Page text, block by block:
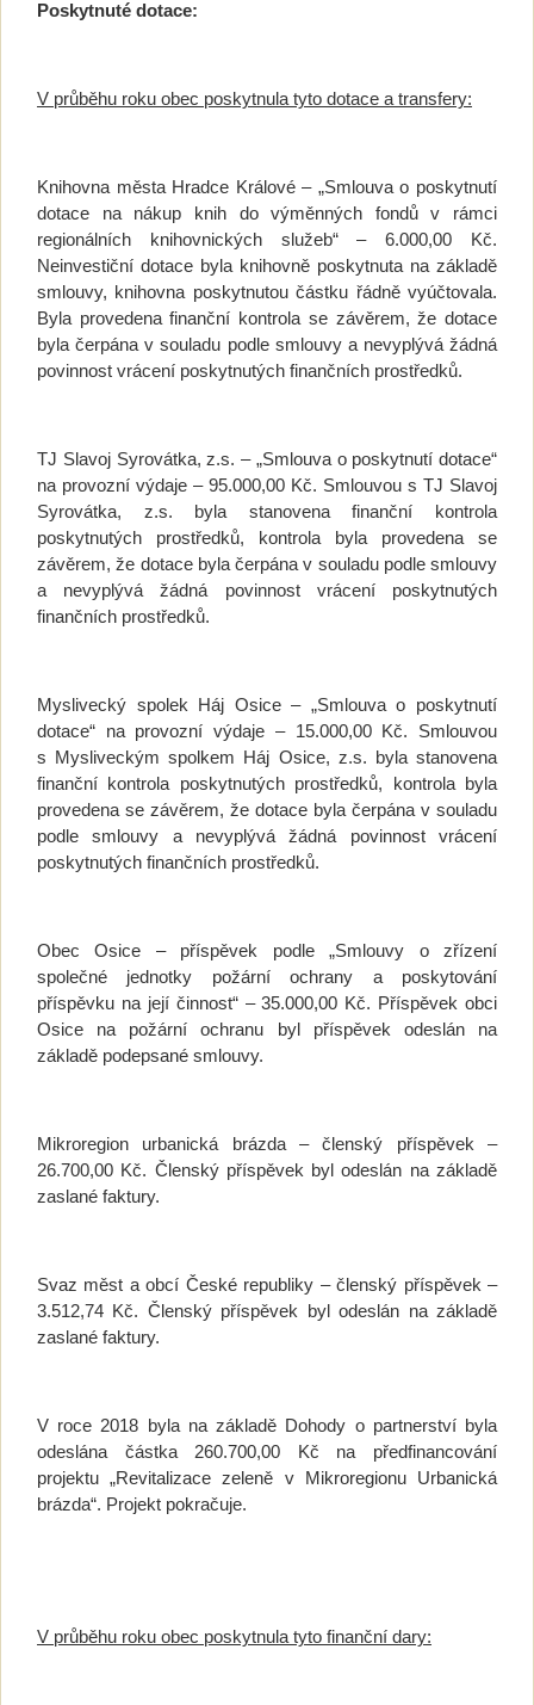
Poskytnuté dotace:
V průběhu roku obec poskytnula tyto dotace a transfery:
Knihovna města Hradce Králové – „Smlouva o poskytnutí
dotace na nákup knih do výměnných fondů v rámci
regionálních knihovnických služeb“ – 6.000,00 Kč.
Neinvestiční dotace byla knihovně poskytnuta na základě
smlouvy, knihovna poskytnutou částku řádně vyúčtovala.
Byla provedena finanční kontrola se závěrem, že dotace
byla čerpána v souladu podle smlouvy a nevyplývá žádná
povinnost vrácení poskytnutých finančních prostředků.
TJ Slavoj Syrovátka, z.s. – „Smlouva o poskytnutí dotace“
na provozní výdaje – 95.000,00 Kč. Smlouvou s TJ Slavoj
Syrovátka, z.s. byla stanovena finanční kontrola
poskytnutých prostředků, kontrola byla provedena se
závěrem, že dotace byla čerpána v souladu podle smlouvy
a nevyplývá žádná povinnost vrácení poskytnutých
finančních prostředků.
Myslivecký spolek Háj Osice – „Smlouva o poskytnutí
dotace“ na provozní výdaje – 15.000,00 Kč. Smlouvou
s Mysliveckým spolkem Háj Osice, z.s. byla stanovena
finanční kontrola poskytnutých prostředků, kontrola byla
provedena se závěrem, že dotace byla čerpána v souladu
podle smlouvy a nevyplývá žádná povinnost vrácení
poskytnutých finančních prostředků.
Obec Osice – příspěvek podle „Smlouvy o zřízení
společné jednotky požární ochrany a poskytování
příspěvku na její činnost“ – 35.000,00 Kč. Příspěvek obci
Osice na požární ochranu byl příspěvek odeslán na
základě podepsané smlouvy.
Mikroregion urbanická brázda – členský příspěvek –
26.700,00 Kč. Členský příspěvek byl odeslán na základě
zaslané faktury.
Svaz měst a obcí České republiky – členský příspěvek –
3.512,74 Kč. Členský příspěvek byl odeslán na základě
zaslané faktury.
V roce 2018 byla na základě Dohody o partnerství byla
odeslána částka 260.700,00 Kč na předfinancování
projektu „Revitalizace zeleně v Mikroregionu Urbanická
brázda“. Projekt pokračuje.
V průběhu roku obec poskytnula tyto finanční dary: